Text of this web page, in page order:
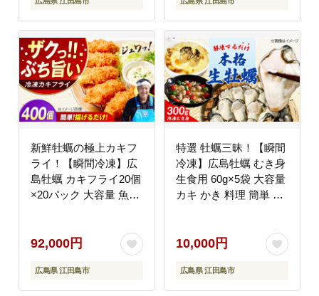
[XAO052] 社門林水産 [XAO053]
新鮮牡蠣の極上カキフ
ライ！【瞬間冷凍】広
島牡蠣 カキフライ20個
×20パック 大容量 魚介
フト 広島県産 人気 送
料無料 江田島市/株式会
社門林水産 [XAO054]
92,000円
広島県 江田島市
特選 牡蠣三昧！【瞬間
冷凍】広島牡蠣 むき身
生食用 60g×5袋 大容量
カキ かき 料理 簡単 魚
門林水産 [XAO055]
10,000円
広島県 江田島市